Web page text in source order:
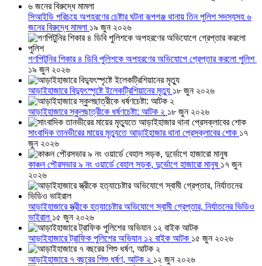
সিআইডি পরিচয়ে অপহরণের চেষ্টার ঘটনা রূপগঞ্জ থানায় তিন পুলিশ সদস্যসহ ৬
জনের বিরুদ্ধে মামলা ১৯ জুন ২০২৬
গণপিটুনির শিকার ৪ ডিবি পুলিশকে অপহরণের অভিযোগে গ্রেপ্তার করলো পুলিশ
১৯ জুন ২০২৬
আড়াইহাজারে বিদ্যুৎস্পৃষ্টে ইলেকট্রিশিয়ানের মৃত্যু ১৮ জুন ২০২৬
আড়াইহাজারে স্কুলছাত্রীকে ধর্ষণচেষ্টা: আটক ২ ১৮ জুন ২০২৬
সাংবাদিক তানভীরের মায়ের মৃত্যুতে আড়াইহাজার থানা প্রেসক্লাবের শোক ১৭
জুন ২০২৬
কাঞ্চন পৌরসভার ৯ নং ওয়ার্ডে বেহাল সড়ক, দুর্ভোগে হাজারো মানুষ ১৭ জুন
২০২৬
আড়াইহাজারে স্ত্রীকে হত্যাচেষ্টার অভিযোগে স্বামী গ্রেপ্তার, নির্যাতনের ভিডিও
ভাইরাল ১৫ জুন ২০২৬
আড়াইহাজারে ট্রাফিক পুলিশের অভিযান ১২ বাইক আটক ১৫ জুন ২০২৬
আড়াইহাজারে ৭ বছরের শিশু ধর্ষণ, আটক ২ ১২ জুন ২০২৬